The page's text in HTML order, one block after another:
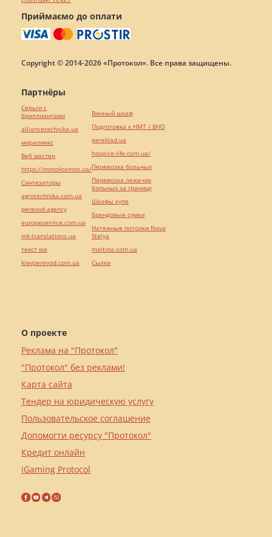
Приймаємо до оплати
Copyright © 2014-2026 «Протокол». Все права защищены.
О проекте
Реклама на "Протокол"
"Протокол" без реклами!
Карта сайта
Тендер на юридическую услугу
Пользовательское соглашение
Допомогти ресурсу "Протокол"
Кредит онлайн
iGaming Protocol
Партнёры
Серьги с
бриллиантами
alliancetechnika.ua
миралинкс
Веб мастер
https://motokosmos.ua/
Синтезаторы
agrotechnika.com.ua
perevod.agency
europeservice.com.ua
mk-translations.ua
текст юа
kievperevod.com.ua
Винный шкаф
Подготовка к НМТ / ВНО
pereklad.ua
hospice-life.com.ua/
Перевозка больных
Перевозка лежачих
больных за границу
Шкафы купе
Брендовые сумки
Натяжные потолки Nova
Stelya
maltina.com.ua
Cылки